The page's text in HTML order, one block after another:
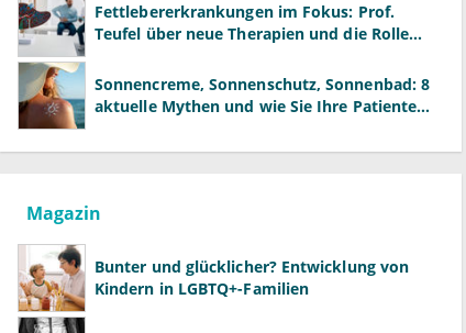
Fettlebererkrankungen im Fokus: Prof.
Teufel über neue Therapien und die Rolle
Sonnencreme, Sonnenschutz, Sonnenbad: 8
aktuelle Mythen und wie Sie Ihre Patienten
Magazin
Bunter und glücklicher? Entwicklung von
Kindern in LGBTQ+-Familien